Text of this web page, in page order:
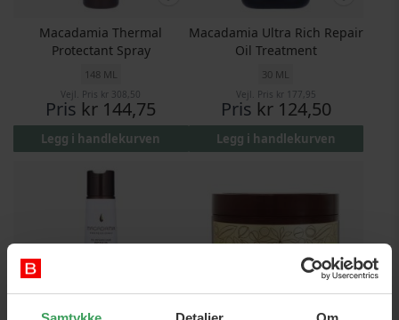
Macadamia Thermal
Protectant Spray
148 ML
Vejl. Pris kr 308,50
Pris kr 144,75
Legg i handlekurven
Macadamia Ultra Rich Repair
Oil Treatment
30 ML
Vejl. Pris kr 177,95
Pris kr 124,50
Legg i handlekurven